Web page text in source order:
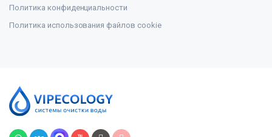
Политика конфиденциальности
Политика использования файлов cookie